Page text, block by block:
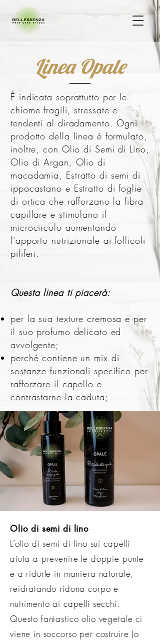
Linea Opale
È indicata soprattutto per le
chiome fragili, stressate e
tendenti al diradamento. Ogni
prodotto della linea è formulato,
inoltre, con Olio di Semi di Lino,
Olio di Argan, Olio di
macadamia, Estratto di semi di
ippocastano e Estratto di foglie
di ortica che rafforzano la fibra
capillare e stimolano il
microcircolo aumentando
l’apporto nutrizionale ai follicoli
piliferi.
Questa linea ti piacerà:
per la sua texture cremosa e per
il suo profumo delicato ed
avvolgente;
perché contiene un mix di
sostanze funzionali specifico per
rafforzare il capello e
contrastarne la caduta;
Olio di semi di lino
L’olio di semi di lino sui capelli
aiuta a prevenire le doppie punte
e a ridurle in maniera naturale,
reidratando ridona corpo e
nutrimento ai capelli secchi.
Questo fantastico olio vegetale ci
viene in soccorso per costruire (o